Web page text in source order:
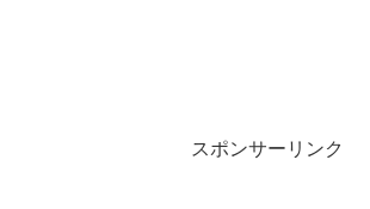
スポンサーリンク